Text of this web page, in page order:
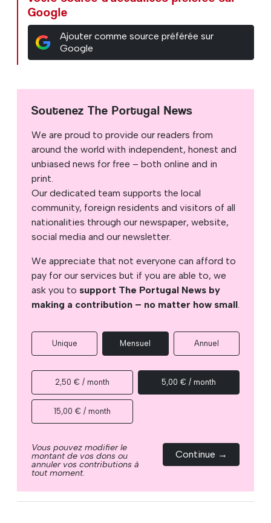
Google
Ajouter comme source préférée sur
Google
Soutenez The Portugal News
We are proud to provide our readers from
around the world with independent, honest and
unbiased news for free – both online and in
print.
Our dedicated team supports the local
community, foreign residents and visitors of all
nationalities through our newspaper, website,
social media and our newsletter.
We appreciate that not everyone can afford to
pay for our services but if you are able to, we
ask you to support The Portugal News by
making a contribution – no matter how small.
Unique Mensuel Annuel
2,50 € / month 5,00 € / month
15,00 € / month
Vous pouvez modifier le
montant de vos dons ou
annuler vos contributions à
tout moment.
Continue →